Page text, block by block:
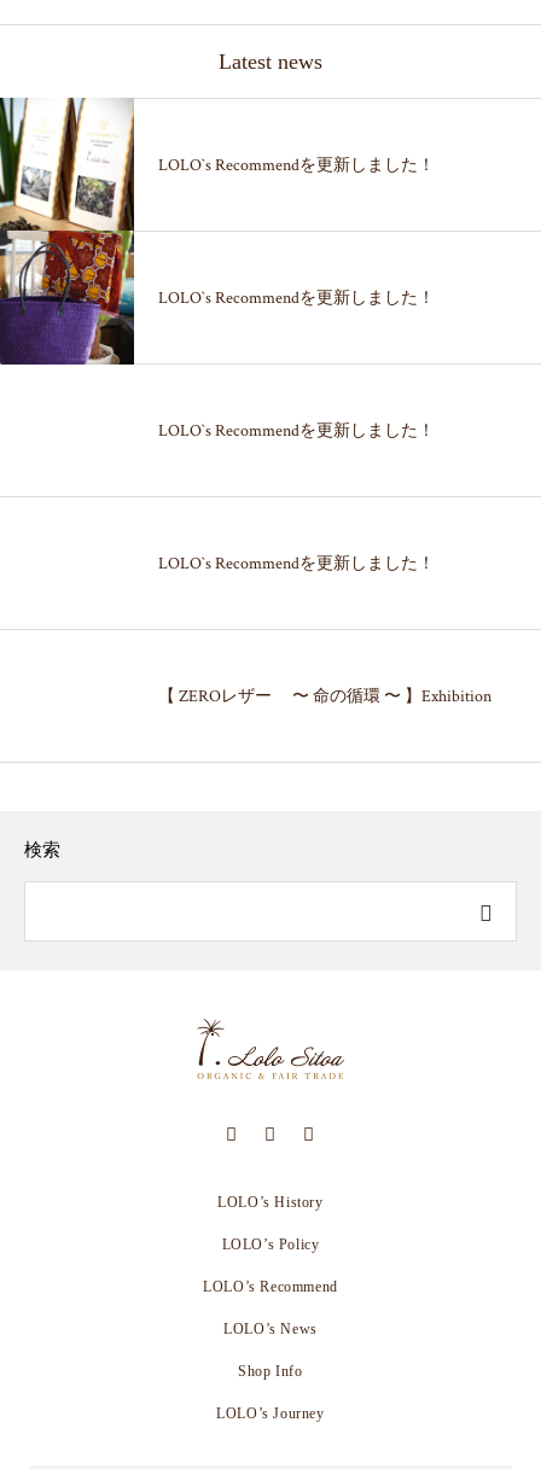
Latest news
LOLO`s Recommendを更新しました！
LOLO`s Recommendを更新しました！
LOLO`s Recommendを更新しました！
LOLO`s Recommendを更新しました！
【 ZEROレザー 〜 命の循環 〜 】Exhibition
検索
LOLO’s History
LOLO’s Policy
LOLO’s Recommend
LOLO’s News
Shop Info
LOLO’s Journey